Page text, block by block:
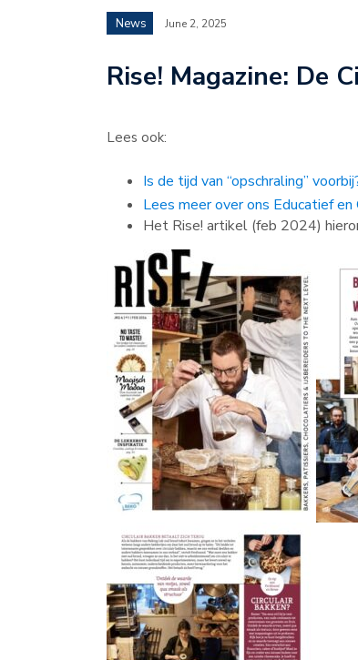
News June 2, 2025
Rise! Magazine: De
Lees ook:
Is de tijd van “opschraling”
Lees meer over ons Educatief en
Het Rise! artikel (feb 2024)